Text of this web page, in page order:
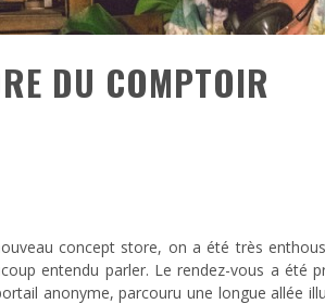
DU COMPTOIR
concept store, on a été très
entendu parler. Le rendez-vous a été
anonyme, parcouru une longue allée